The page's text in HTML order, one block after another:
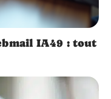
IA49 : tout